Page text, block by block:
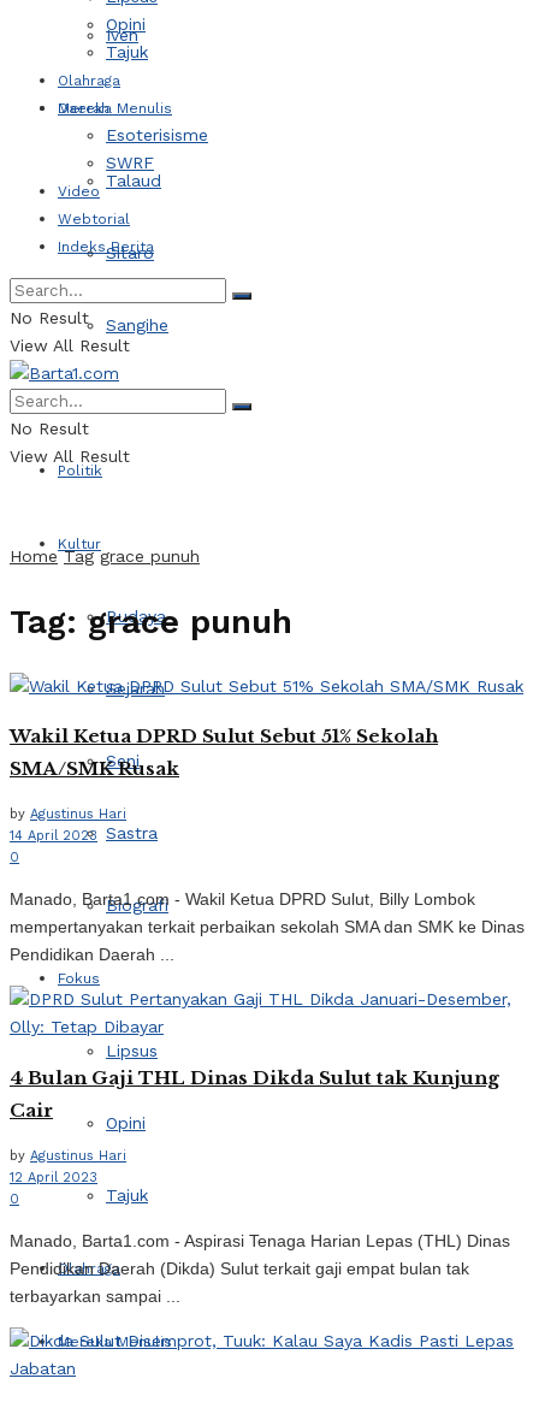
Iven
Daerah
Talaud
Sitaro
Sangihe
Politik
Kultur
Budaya
Sejarah
Seni
Sastra
Biografi
Fokus
Lipsus
Opini
Tajuk
Olahraga
Mereka Menulis
Opini
Tajuk
Olahraga
Mereka Menulis
Esoterisisme
SWRF
Video
Webtorial
Indeks Berita
No Result
View All Result
No Result
View All Result
Home Tag grace punuh
Tag:grace punuh
Wakil Ketua DPRD Sulut Sebut 51% Sekolah
SMA/SMK Rusak
by Agustinus Hari
14 April 2023
0
Manado, Barta1.com - Wakil Ketua DPRD Sulut, Billy Lombok
mempertanyakan terkait perbaikan sekolah SMA dan SMK ke Dinas
Pendidikan Daerah ...
4 Bulan Gaji THL Dinas Dikda Sulut tak Kunjung
Cair
by Agustinus Hari
12 April 2023
0
Manado, Barta1.com - Aspirasi Tenaga Harian Lepas (THL) Dinas
Pendidikan Daerah (Dikda) Sulut terkait gaji empat bulan tak
terbayarkan sampai ...